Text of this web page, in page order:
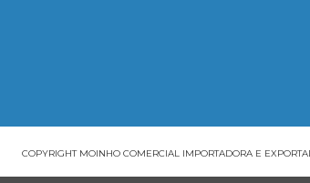
COPYRIGHT MOINHO COMERCIAL IMPORTADORA E